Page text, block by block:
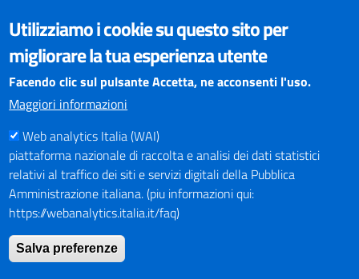
VISUALIZZAZIONE CONTENUTI
Il sito internet della Provincia di Perugia è ottimizzato per
essere visualizzato dai principali browser aggiornati. L'uso di
browser non aggiornati può creare problemi di visualizzazione
dei contenuti.
PAGAMENTI
SOCIAL NETWORKS
Pagina Facebook
Profilo Instagram
Utilizziamo i cookie su questo sito per
migliorare la tua esperienza utente
Facendo clic sul pulsante Accetta, ne acconsenti l'uso.
Maggiori informazioni
Web analytics Italia (WAI)
piattaforma nazionale di raccolta e analisi dei dati statistici
relativi al traffico dei siti e servizi digitali della Pubblica
Amministrazione italiana. (piu informazioni qui:
https://webanalytics.italia.it/faq)
Salva preferenze